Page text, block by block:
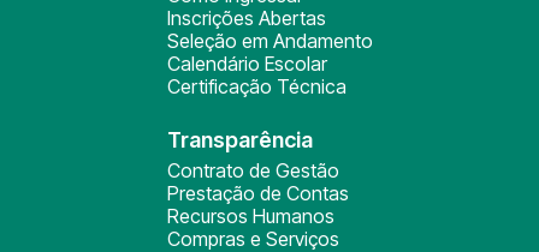
Inscrições Abertas
Seleção em Andamento
Calendário Escolar
Certificação Técnica
Transparência
Contrato de Gestão
Prestação de Contas
Recursos Humanos
Compras e Serviços